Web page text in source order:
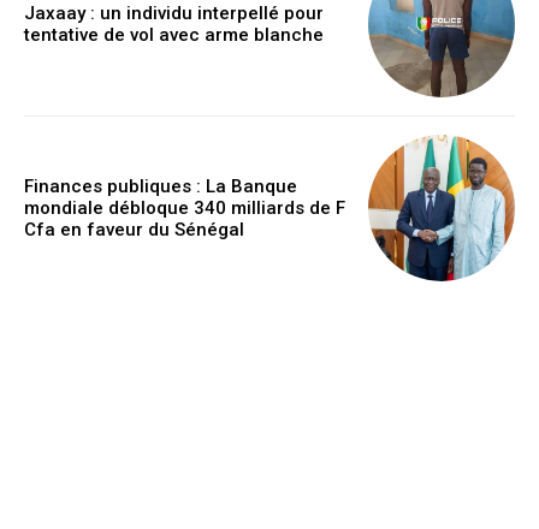
Jaxaay : un individu interpellé pour
tentative de vol avec arme blanche
Finances publiques : La Banque
mondiale débloque 340 milliards de F
Cfa en faveur du Sénégal